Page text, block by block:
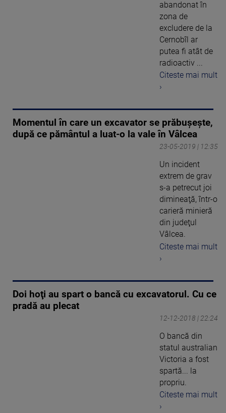
abandonat în
zona de
excludere de la
Cernobîl ar
putea fi atât de
radioactiv ...
Citeste mai mult
›
Momentul în care un excavator se prăbușește,
după ce pământul a luat-o la vale în Vâlcea
23-05-2019 | 12:35
Un incident
extrem de grav
s-a petrecut joi
dimineaţă, într-o
carieră minieră
din judeţul
Vâlcea.
Citeste mai mult
›
Doi hoţi au spart o bancă cu excavatorul. Cu ce
pradă au plecat
12-12-2018 | 22:24
O bancă din
statul australian
Victoria a fost
spartă... la
propriu.
Citeste mai mult
›